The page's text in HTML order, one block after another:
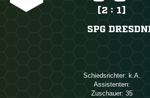
[2 : 1]
SPG
Schiedsrichter: 
Assistenten:
Zuschauer: 35